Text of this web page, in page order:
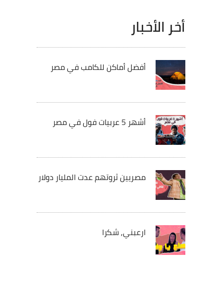
أخر الأخبار
أفضل أماكن للكامب في مصر
أشهر 5 عربيات فول في مصر
مصريين ثروتهم عدت المليار دولار
ارعبني, شكرا